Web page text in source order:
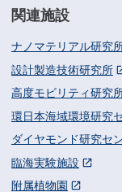
関連施設
ナノマテリアル研究
設計製造技術研究所
高度モビリティ研究
環日本海域環境研究
ダイヤモンド研究セ
臨海実験施設
附属植物園